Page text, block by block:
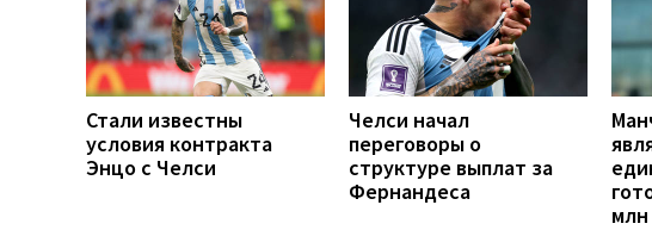
Стали известны
условия контракта
Энцо с Челси
Челси начал
переговоры о
структуре выплат за
Фернандеса